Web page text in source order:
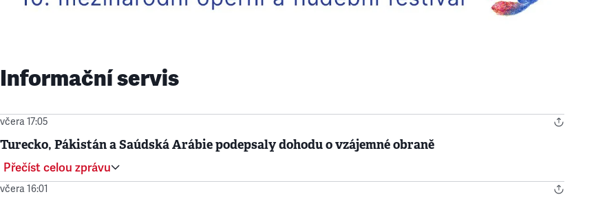
Informační servis
včera 17:05
Turecko, Pákistán a Saúdská Arábie podepsaly dohodu o vzájemné obraně
Přečíst celou zprávu
včera 16:01